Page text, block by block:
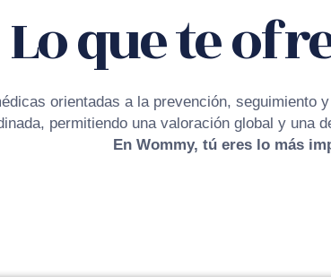
Lo que te
orientadas a la prevención, seguimiento
permitiendo una valoración global y una
En Wommy, tú eres lo más